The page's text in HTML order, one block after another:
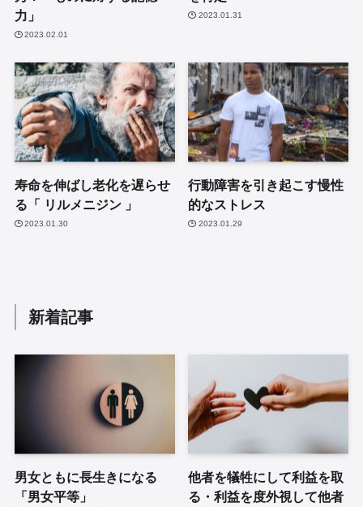
力」
2023.02.01
2023.01.31
寿命を伸ばし老化を遅らせ
る「 リルメニジン 」
2023.01.30
行動障害を引き起こす慢性
的なストレス
2023.01.29
新着記事
男女ともに長生きになる
「男女平等」
他者を犠牲にして利益を取
る・利益を度外視して他者